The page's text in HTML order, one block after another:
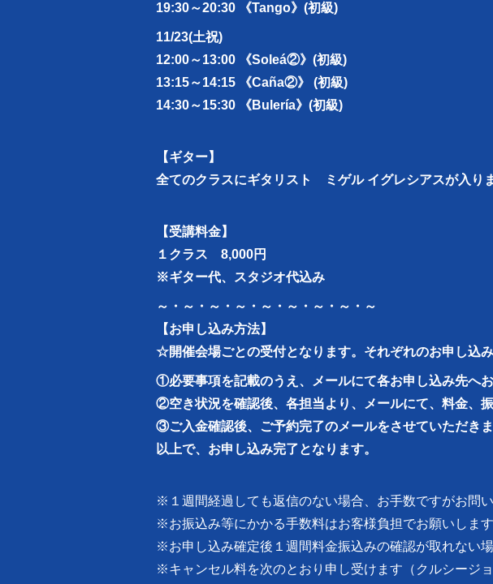
19:30～20:30 《Tango》(初級)
11/23(土祝)
12:00～13:00 《Soleá②》(初級)
13:15～14:15 《Caña②》 (初級)
14:30～15:30 《Bulería》(初級)
【ギター】
全てのクラスにギタリスト ミゲル イグレシアスが入りま
【受講料金】
１クラス 8,000円
※ギター代、スタジオ代込み
～・～・～・～・～・～・～・～・～
【お申し込み方法】
☆開催会場ごとの受付となります。それぞれのお申し込
①必要事項を記載のうえ、メールにて各お申し込み先へお
②空き状況を確認後、各担当より、メールにて、料金、
③ご入金確認後、ご予約完了のメールをさせていただきま
以上で、お申し込み完了となります。
※１週間経過しても返信のない場合、お手数ですがお問い
※お振込み等にかかる手数料はお客様負担でお願いします
※お申し込み確定後１週間料金振込みの確認が取れない
※キャンセル料を次のとおり申し受けます（クルシージョ